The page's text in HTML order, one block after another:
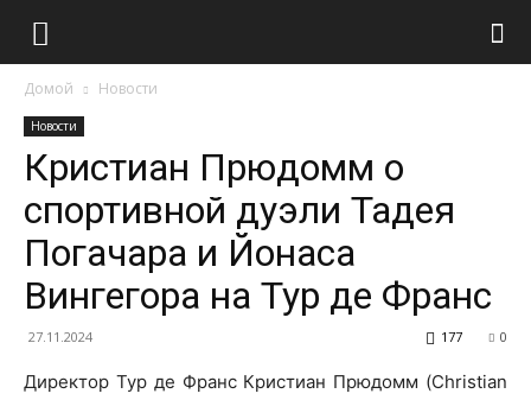
Домой Новости
Новости
Кристиан Прюдомм о
спортивной дуэли Тадея
Погачара и Йонаса
Вингегора на Тур де Франс
27.11.2024 0
177
Директор Тур де Франс Кристиан Прюдомм (Christian